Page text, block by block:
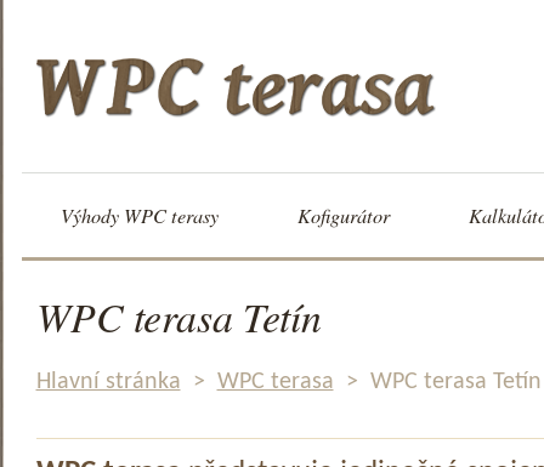
Výhody WPC terasy Kofigurátor
WPC terasa Tetín
Hlavní stránka > WPC terasa > WPC terasa Tetín